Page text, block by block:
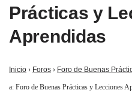
Prácticas y
Aprendidas
Inicio › Foros › Foro de Buenas
a: Foro de Buenas Prácticas y Lecciones